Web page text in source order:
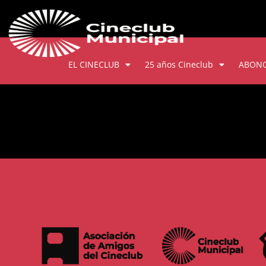
EL CINECLUB 25 años Cineclub